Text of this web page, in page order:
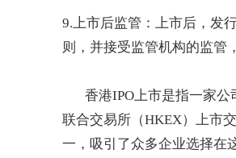
9.上市后监管：上市后，发
则，并接受监管机构的监管
香港IPO上市是指一家公
联合交易所（HKEX）上市
一，吸引了众多企业选择在